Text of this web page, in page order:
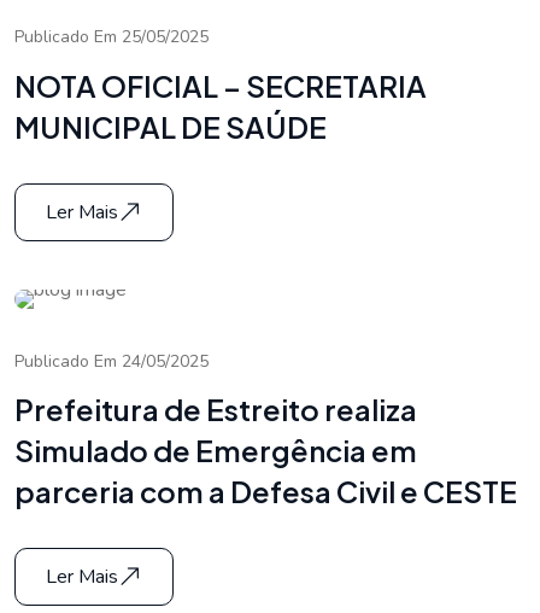
Publicado Em 25/05/2025
NOTA OFICIAL – SECRETARIA
MUNICIPAL DE SAÚDE
Ler Mais
Publicado Em 24/05/2025
Prefeitura de Estreito realiza
Simulado de Emergência em
parceria com a Defesa Civil e CESTE
Ler Mais